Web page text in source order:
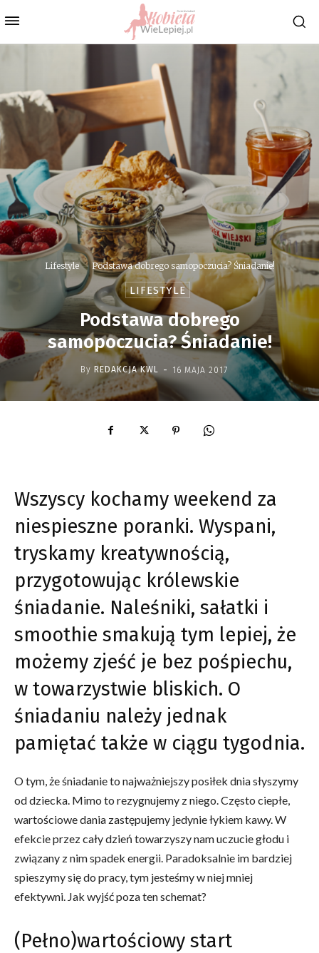
Lifestyle Podstawa dobrego samopoczucia? Śniadanie!
LIFESTYLE
Podstawa dobrego
samopoczucia? Śniadanie!
By REDAKCJA KWL - 16 MAJA 2017
Wszyscy kochamy weekend za
niespieszne poranki. Wyspani,
tryskamy kreatywnością,
przygotowując królewskie
śniadanie. Naleśniki, sałatki i
smoothie smakują tym lepiej, że
możemy zjeść je bez pośpiechu,
w towarzystwie bliskich. O
śniadaniu należy jednak
pamiętać także w ciągu tygodnia.
O tym, że śniadanie to najważniejszy posiłek dnia słyszymy
od dziecka. Mimo to rezygnujemy z niego. Często ciepłe,
wartościowe dania zastępujemy jedynie łykiem kawy. W
efekcie przez cały dzień towarzyszy nam uczucie głodu i
związany z nim spadek energii. Paradoksalnie im bardziej
spieszymy się do pracy, tym jesteśmy w niej mniej
efektywni. Jak wyjść poza ten schemat?
(Pełno)wartościowy start